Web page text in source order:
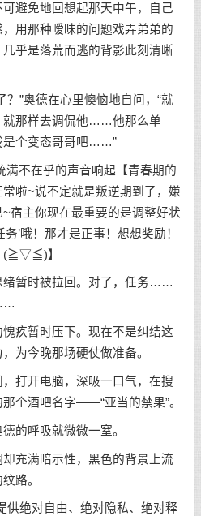
避免地回想起那天中午，自己
用那种暧昧的问题戏弄弟弟的
乎是落荒而逃的背影此刻清晰
”奥德在心里懊恼地自问，“就
就那样去调侃他……他那么单
是个变态哥哥吧……”
满不在乎的声音响起【青春期的
啦~说不定就是叛逆期到了，嫌
宿主你现在最重要的是调整好状
’哦！那才是正事！想想奖励！
(≧▽≦)】
绪暂时被拉回。对了，任务……
疚暂时压下。现在不是纠结这
为今晚那场硬仗做准备。
打开电脑，深吸一口气，在搜
个酒吧名字——“亚当的禁果”。
的呼吸就微微一窒。
充满暗示性，黑色的背景上流
路。
供绝对自由、绝对隐私、绝对释